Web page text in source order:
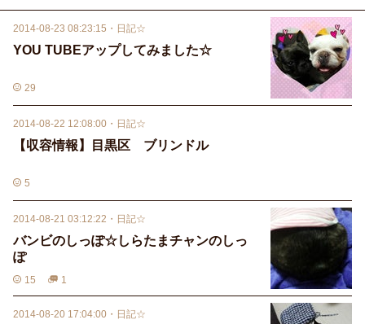
2014-08-23 08:23:15 ・ 日記☆
YOU TUBEアップしてみました☆
29
2014-08-22 12:08:00 ・ 日記☆
【収容情報】目黒区 ブリンドル
5
2014-08-21 03:12:22 ・ 日記☆
バンビのしっぽ☆しらたまチャンのしっ
ぽ
15 1
2014-08-20 17:04:00 ・ 日記☆